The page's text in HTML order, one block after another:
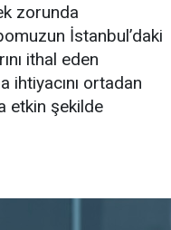
zorunda
İstanbul’daki
ithal eden
ortadan
etkin şekilde